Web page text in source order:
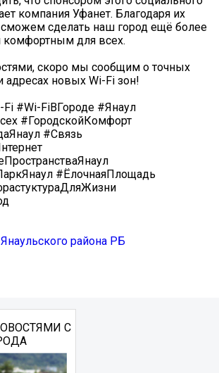
компания Уфанет. Благодаря их
сделать наш город ещё более
для всех.
скоро мы сообщим о точных
адресах новых Wi-Fi зон!
#Wi-FiВГороде #Янаул
#ГородскойКомфорт
#Связь
#ЁлочнаяПлощадь
района РБ
С